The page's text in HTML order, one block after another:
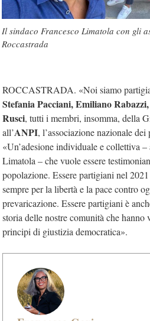
Il sindaco Francesco Limatola con gli
Roccastrada
ROCCASTRADA. «Noi siamo
Stefania Pacciani, Emiliano
Rusci, tutti i membri, insomma, della
all’ANPI, l’associazione nazionale
«Un’adesione individuale e collettiva
Limatola – che vuole essere
popolazione. Essere partigiani nel
sempre per la libertà e la pace contro
prevaricazione. Essere partigiani è
storia delle nostre comunità che hanno
principi di giustizia democratica».